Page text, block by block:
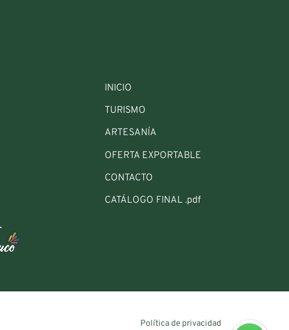
INICIO
TURISMO
ARTESANÍA
OFERTA EXPORTABLE
CONTACTO
CATÁLOGO FINAL .pdf
Política de privacidad